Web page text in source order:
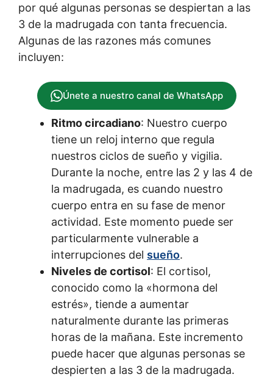
por qué algunas personas se despiertan a las
3 de la madrugada con tanta frecuencia.
Algunas de las razones más comunes
incluyen:
Únete a nuestro canal de WhatsApp
Ritmo circadiano: Nuestro cuerpo
tiene un reloj interno que regula
nuestros ciclos de sueño y vigilia.
Durante la noche, entre las 2 y las 4 de
la madrugada, es cuando nuestro
cuerpo entra en su fase de menor
actividad. Este momento puede ser
particularmente vulnerable a
interrupciones del sueño.
Niveles de cortisol: El cortisol,
conocido como la «hormona del
estrés», tiende a aumentar
naturalmente durante las primeras
horas de la mañana. Este incremento
puede hacer que algunas personas se
despierten a las 3 de la madrugada.